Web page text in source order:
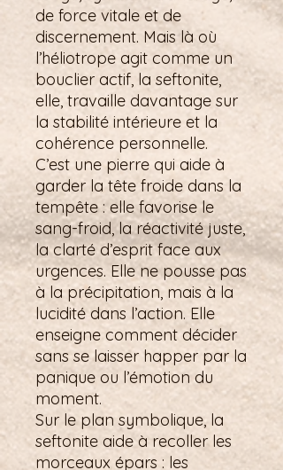
de force vitale et de
discernement. Mais là où
l’héliotrope agit comme un
bouclier actif, la seftonite,
elle, travaille davantage sur
la stabilité intérieure et la
cohérence personnelle.
C’est une pierre qui aide à
garder la tête froide dans la
tempête : elle favorise le
sang-froid, la réactivité juste,
la clarté d’esprit face aux
urgences. Elle ne pousse pas
à la précipitation, mais à la
lucidité dans l’action. Elle
enseigne comment décider
sans se laisser happer par la
panique ou l’émotion du
moment.
Sur le plan symbolique, la
seftonite aide à recoller les
morceaux épars : les